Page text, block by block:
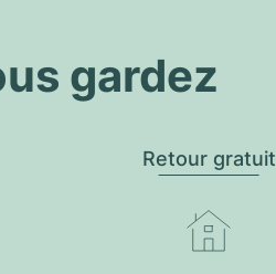
gardez
Retour gratuit